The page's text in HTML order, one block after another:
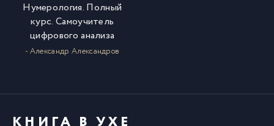
Нумерология. Полный
курс. Самоучитель
цифрового анализа
- Александр Александров